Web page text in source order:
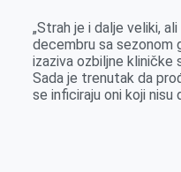
„Strah je i dalje veliki,
decembru sa sezonom
izaziva ozbiljne kliničke
Sada je trenutak da
se inficiraju oni koji nisu